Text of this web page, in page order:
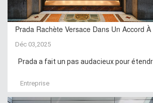
Prada Rachète Versace Dans Un Accord
Déc 03,2025
Prada a fait un pas audacieux pour
Entreprise